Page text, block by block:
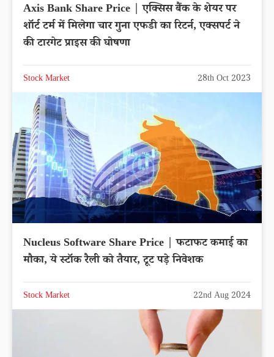
Axis Bank Share Price | एक्सिस बैंक के शेयर पर
शॉर्ट टर्म में मिलेगा चार गुना एफडी का रिटर्न, एक्सपर्ट ने
की टारगेट प्राइस की घोषणा
Stock Market 28th Oct 2023
Nucleus Software Share Price | फटाफट कमाई का
मौका, ये स्टॉक रैली को तैयार, टूट पड़े निवेशक
Stock Market 22nd Aug 2024